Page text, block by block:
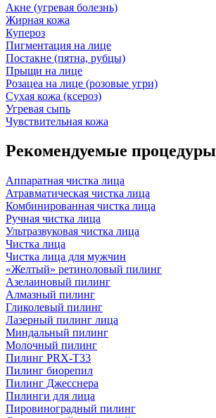
Акне (угревая болезнь)
Жирная кожа
Купероз
Пигментация на лице
Постакне (пятна, рубцы)
Прыщи на лице
Розацеа на лице (розовые угри)
Сухая кожа (ксероз)
Угревая сыпь
Чувствительная кожа
Рекомендуемые процедуры
Аппаратная чистка лица
Атравматическая чистка лица
Комбинированная чистка лица
Ручная чистка лица
Ультразвуковая чистка лица
Чистка лица
Чистка лица для мужчин
«Желтый» ретиноловый пилинг
Азелаиновый пилинг
Алмазный пилинг
Гликолевый пилинг
Лазерный пилинг лица
Миндальный пилинг
Молочный пилинг
Пилинг PRX-T33
Пилинг биорепил
Пилинг Джесснера
Пилинги для лица
Пировиноградный пилинг